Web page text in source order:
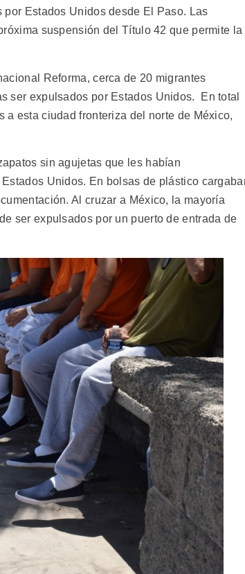
Estados Unidos desde El Paso. Las
suspensión del Título 42 que permite la
Reforma, cerca de 20 migrantes
ser expulsados por Estados Unidos. En total
esta ciudad fronteriza del norte de México,
sin agujetas que les habían
Unidos. En bolsas de plástico
Al cruzar a México, la mayoría
ser expulsados por un puerto de entrada de